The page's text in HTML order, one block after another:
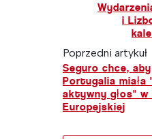
i
Poprzedni artykuł
Seguro chce, aby
Portugalia miała
aktywny głos" w
Europejskiej